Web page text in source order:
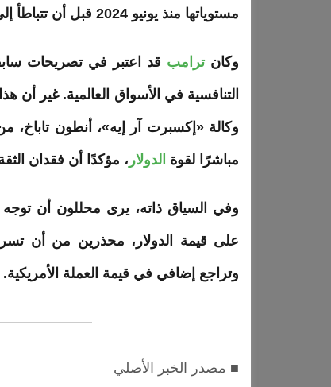
مستوياتها منذ يونيو 2024 قبل أن تتباطأ إلى نحو 2.7%
وكانترامب قد اعتبر في تصريحات
التنافسية في الأسواق العالمية. غير أن
وكالة «إكسبرت آر إيه»، أنطون تاباخ،
مباشرًا لقوة الدولار ، مؤكدًا أن فقدان
وفي السياق ذاته، يرى محللون أن توجه
على قيمة الدولار ، محذرين من أن
وتراجع إضافي في قيمة العملة الأمريكية.
■ مصدر الخبر الأصلي